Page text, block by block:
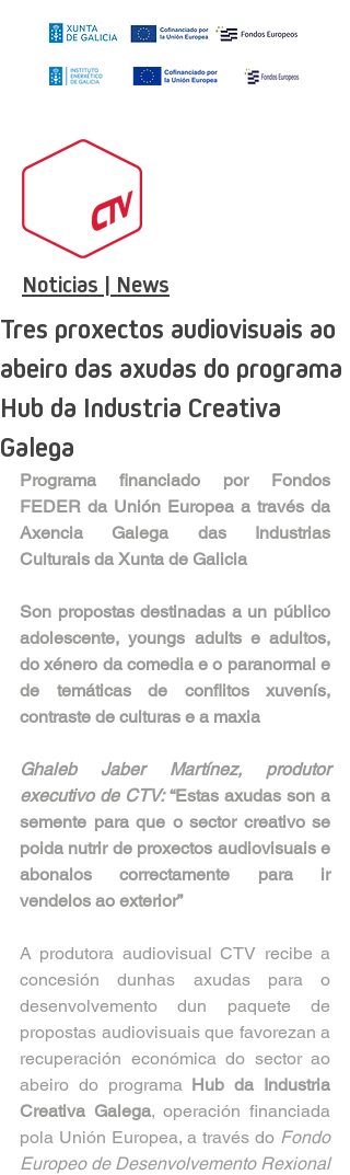
Noticias | News
Tres proxectos audiovisuais ao
abeiro das axudas do programa
Hub da Industria Creativa
Galega
Programa financiado por Fondos
FEDER da Unión Europea a través da
Axencia Galega das Industrias
Culturais da Xunta de Galicia
Son propostas destinadas a un público
adolescente, youngs adults e adultos,
do xénero da comedia e o paranormal e
de temáticas de conflitos xuvenís,
contraste de culturas e a maxia
Ghaleb Jaber Martínez, produtor
executivo de CTV: “Estas axudas son a
semente para que o sector creativo se
poida nutrir de proxectos audiovisuais e
abonalos correctamente para ir
vendelos ao exterior”
A produtora audiovisual CTV recibe a
concesión dunhas axudas para o
desenvolvemento dun paquete de
propostas audiovisuais que favorezan a
recuperación económica do sector ao
abeiro do programa Hub da Industria
Creativa Galega, operación financiada
pola Unión Europea, a través do Fondo
Europeo de Desenvolvemento Rexional